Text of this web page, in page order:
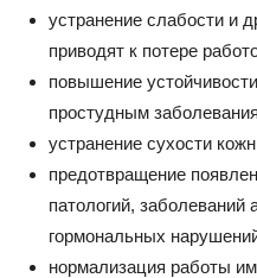
устранение слабости и
приводят к потере
повышение
простудным
устранение сухости
предотвращение
патологий, заболеваний
гормональных
нормализация работы